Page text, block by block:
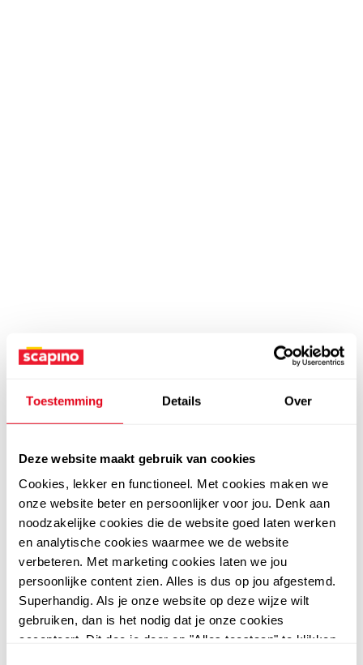
Toestemming Details Over
Deze website maakt gebruik van cookies
Cookies, lekker en functioneel. Met cookies maken we
onze website beter en persoonlijker voor jou. Denk aan
noodzakelijke cookies die de website goed laten werken
en analytische cookies waarmee we de website
verbeteren. Met marketing cookies laten we jou
persoonlijke content zien. Alles is dus op jou afgestemd.
Superhandig. Als je onze website op deze wijze wilt
gebruiken, dan is het nodig dat je onze cookies
accepteert. Dit doe je door op "Alles toestaan" te klikken.